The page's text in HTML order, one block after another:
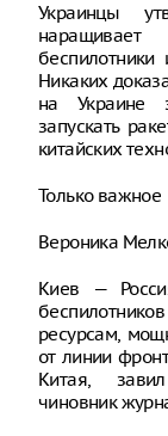
Украинцы
наращивает
Никаких
на Украине
запускать
китайских
Только важное
Вероника
Киев —
ресурсам,
от линии
Китая,
чиновник